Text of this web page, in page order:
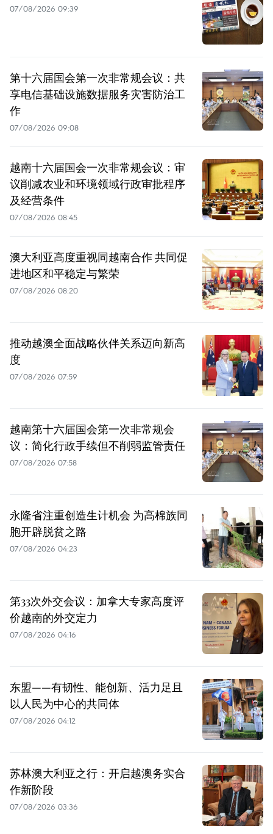
07/08/2026 09:39
第十六届国会第一次非常规会议：共
享电信基础设施数据服务灾害防治工
作
07/08/2026 09:08
越南十六届国会一次非常规会议：审
议削减农业和环境领域行政审批程序
及经营条件
07/08/2026 08:45
澳大利亚高度重视同越南合作 共同促
进地区和平稳定与繁荣
07/08/2026 08:20
推动越澳全面战略伙伴关系迈向新高
度
07/08/2026 07:59
越南第十六届国会第一次非常规会
议：简化行政手续但不削弱监管责任
07/08/2026 07:58
永隆省注重创造生计机会 为高棉族同
胞开辟脱贫之路
07/08/2026 04:23
第33次外交会议：加拿大专家高度评
价越南的外交定力
07/08/2026 04:16
东盟——有韧性、能创新、活力足且
以人民为中心的共同体
07/08/2026 04:12
苏林澳大利亚之行：开启越澳务实合
作新阶段
07/08/2026 03:36